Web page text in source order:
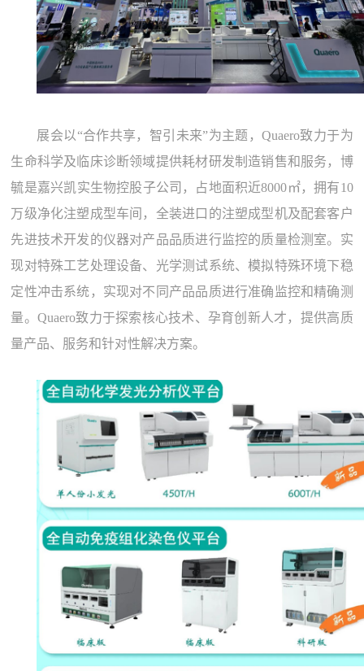
展会以“合作共享，智引未来”为主题，Quaero致力于为
生命科学及临床诊断领域提供耗材研发制造销售和服务，博
毓是嘉兴凯实生物控股子公司，占地面积近8000㎡，拥有10
万级净化注塑成型车间，全装进口的注塑成型机及配套客户
先进技术开发的仪器对产品品质进行监控的质量检测室。实
现对特殊工艺处理设备、光学测试系统、模拟特殊环境下稳
定性冲击系统，实现对不同产品品质进行准确监控和精确测
量。Quaero致力于探索核心技术、孕育创新人才，提供高质
量产品、服务和针对性解决方案。